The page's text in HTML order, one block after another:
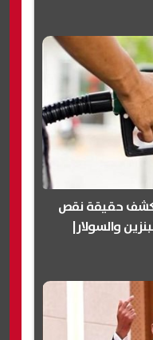
يكشف حقيقة نقص
والسولار|